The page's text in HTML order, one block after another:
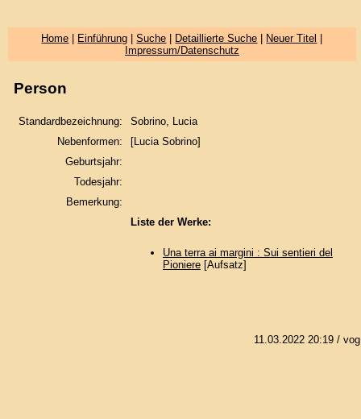
Home Einführung |Suche Detaillierte Suche Neuer Titel
Impressum/Datenschutz
Person
Standardbezeichnung:
Sobrino, Lucia
Nebenformen:
[Lucia Sobrino]
Geburtsjahr:
Todesjahr:
Bemerkung:
Liste der Werke:
Una terra ai margini : Sui sentieri del
Pioniere[Aufsatz]
11.03.2022 20:19/ vog